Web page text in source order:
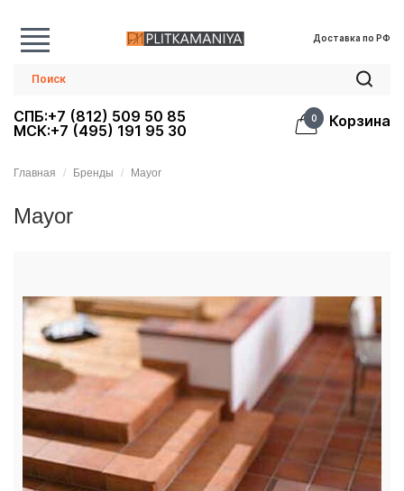
Доставка по РФ
СПБ:+7 (812) 509 50 85
МСК:+7 (495) 191 95 30
0 Корзина
Главная Бренды Mayor
Mayor